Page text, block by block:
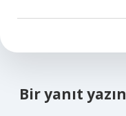
Bir yanıt yazın